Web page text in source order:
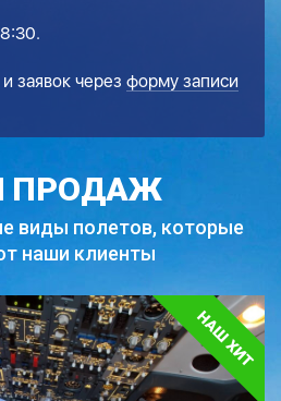
заявок через форму записи
ПРОДАЖ
виды полетов, которые
наши клиенты